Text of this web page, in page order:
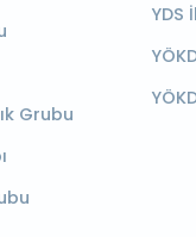
Grubu
YDS